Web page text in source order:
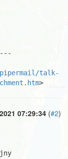
talk-
>
07:29:34 (#2)